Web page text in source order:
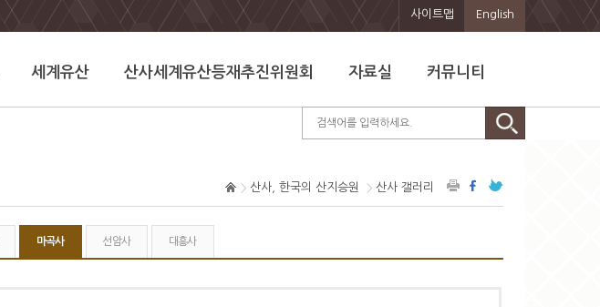
사이트맵 English
세계유산 산사세계유산등재추진위원회 자료실 커뮤니티
산사, 한국의 산지승원 산사 갤러리
마곡사 선암사 대흥사